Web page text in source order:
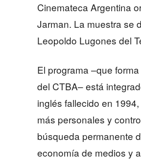
Cinemateca Argentina
Jarman. La muestra se
Leopoldo Lugones del
El programa –que
del CTBA– está
inglés fallecido en
más personales y
búsqueda permanente
economía de medios y